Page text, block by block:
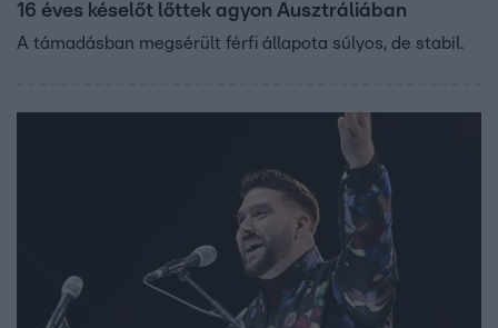
16 éves késelőt lőttek agyon Ausztráliában
A támadásban megsérült férfi állapota súlyos, de stabil.